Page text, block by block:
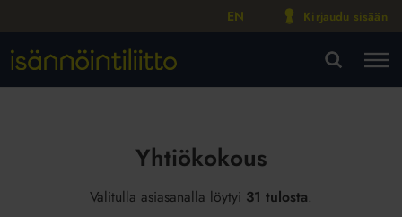
EN Kirjaudu sisään
Yhtiökokous
Valitulla asiasanalla löytyi 31 tulosta.